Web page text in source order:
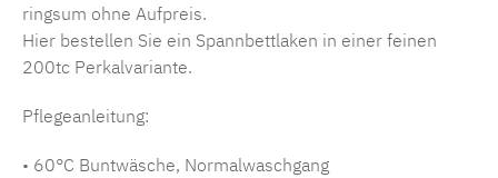
ringsum ohne Aufpreis.
Hier bestellen Sie ein Spannbettlaken in einer feinen
200tc Perkalvariante.
Pflegeanleitung:
• 60°C Buntwäsche, Normalwaschgang